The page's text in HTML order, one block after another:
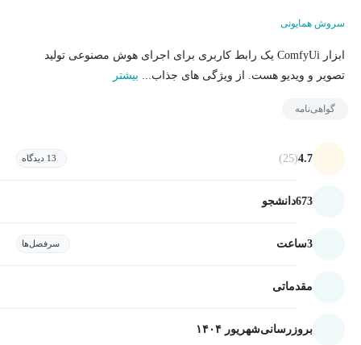
سروش همایونی
ابزار ComfyUi یک رابط کاربری برای اجرای هوش مصنوعی تولید
تصویر و ویدیو هست. از ویژگی های جذاب... بیشتر
گواهی‌نامه
4.7
(25) 13 دیدگاه
673دانشجو
3ساعت سرفصل‌ها
مقدماتی
بروزرسانیشهریور ۱۴۰۴